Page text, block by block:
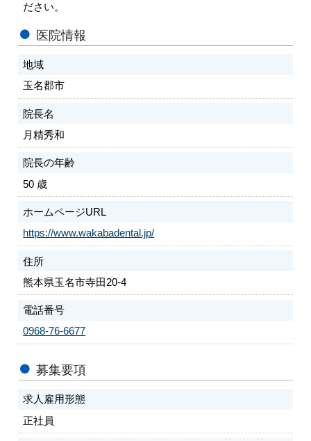
ださい。
医院情報
地域
玉名郡市
院長名
月精秀和
院長の年齢
50 歳
ホームページURL
https://www.wakabadental.jp/
住所
熊本県玉名市寺田20-4
電話番号
0968-76-6677
募集要項
求人雇用形態
正社員